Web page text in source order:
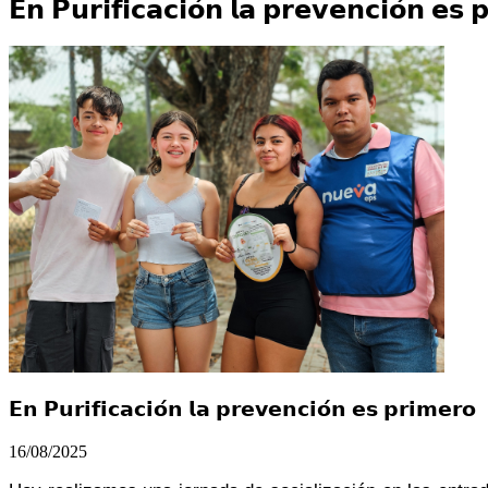
𝗘𝗻 𝗣𝘂𝗿𝗶𝗳𝗶𝗰𝗮𝗰𝗶𝗼́𝗻 𝗹𝗮 𝗽𝗿𝗲𝘃𝗲𝗻𝗰𝗶𝗼́𝗻 𝗲𝘀
𝗘𝗻 𝗣𝘂𝗿𝗶𝗳𝗶𝗰𝗮𝗰𝗶𝗼́𝗻 𝗹𝗮 𝗽𝗿𝗲𝘃𝗲𝗻𝗰𝗶𝗼́𝗻 𝗲𝘀 𝗽𝗿𝗶𝗺𝗲𝗿𝗼
16/08/2025